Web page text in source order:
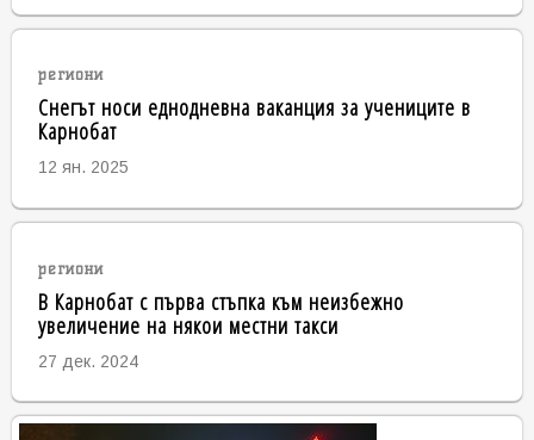
региони
Снегът носи еднодневна ваканция за учениците в
Карнобат
12 ян. 2025
региони
В Карнобат с първа стъпка към неизбежно
увеличение на някои местни такси
27 дек. 2024